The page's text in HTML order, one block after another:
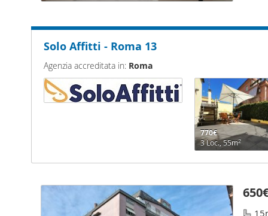
Solo Affitti - Roma 13
Agenzia accreditata in: Roma
770€
3 Loc., 55m2